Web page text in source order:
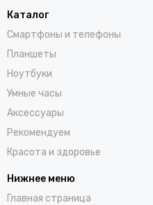
Каталог
Смартфоны и телефоны
Планшеты
Ноутбуки
Умные часы
Аксессуары
Рекомендуем
Красота и здоровье
Нижнее меню
Главная страница